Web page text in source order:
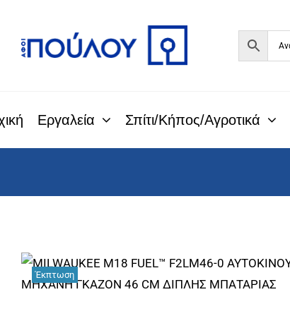
περιεχόμενο
Εργαλεία Σπίτι/Κήπος/Αγροτικά
Έκπτωση